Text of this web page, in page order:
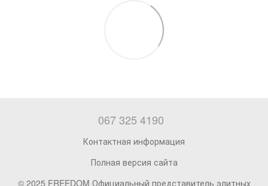
067 325 4190
Контактная информация
Полная версия сайта
© 2025 FREEDOM Официальный представитель элитных